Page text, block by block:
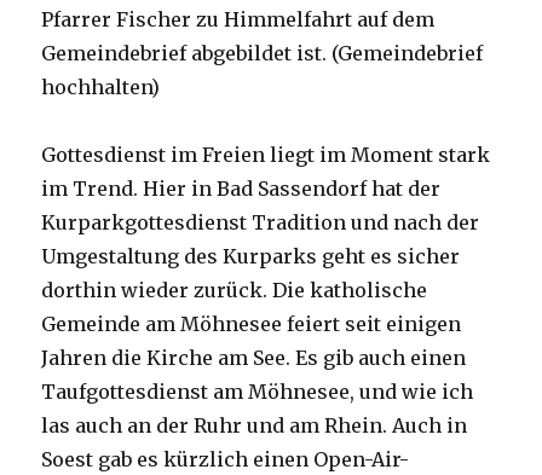
Pfarrer Fischer zu Himmelfahrt auf dem
Gemeindebrief abgebildet ist. (Gemeindebrief
hochhalten)
Gottesdienst im Freien liegt im Moment stark
im Trend. Hier in Bad Sassendorf hat der
Kurparkgottesdienst Tradition und nach der
Umgestaltung des Kurparks geht es sicher
dorthin wieder zurück. Die katholische
Gemeinde am Möhnesee feiert seit einigen
Jahren die Kirche am See. Es gib auch einen
Taufgottesdienst am Möhnesee, und wie ich
las auch an der Ruhr und am Rhein. Auch in
Soest gab es kürzlich einen Open-Air-